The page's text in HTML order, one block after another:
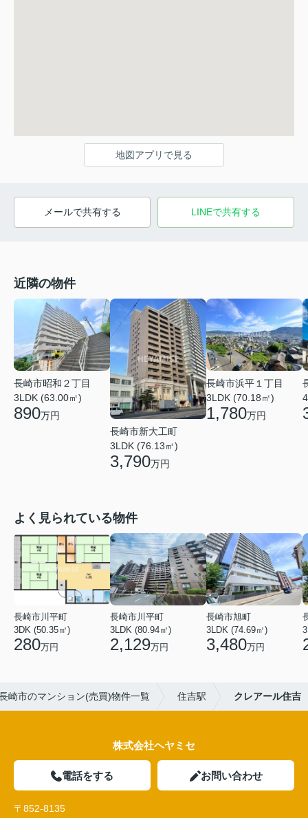
地図アプリで見る
メールで共有する LINEで共有する
近隣の物件
長崎市昭和２丁目
3LDK (63.00㎡)
890万円
長崎市新大工町
3LDK (76.13㎡)
3,790万円
長崎市浜平１丁目
3LDK (70.18㎡)
1,780万円
よく見られている物件
長崎市川平町
3DK (50.35㎡)
280万円
長崎市川平町
3LDK (80.94㎡)
2,129万円
長崎市旭町
3LDK (74.69㎡)
3,480万円
崎市のマンション(売買)物件一覧 住吉駅 クレアール住吉
株式会社ヘヤミセ
電話をする お問い合わせ
〒852-8135